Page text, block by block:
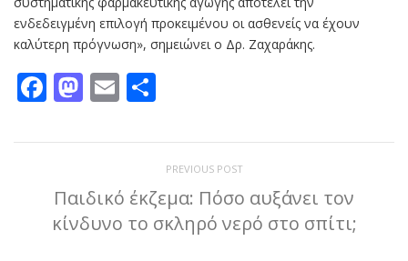
ενδεδειγμένη επιλογή προκειμένου οι ασθενείς να έχουν
καλύτερη πρόγνωση», σημειώνει ο Δρ. Ζαχαράκης.
Facebook
Mastodon
Email
PREVIOUS POST
Παιδικό έκζεμα: Πόσο αυξάνει τον
κίνδυνο το σκληρό νερό στο σπίτι;